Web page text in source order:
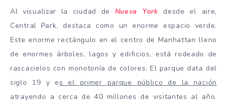
Al visualizar la ciudad de Nueva York desde el aire,
Central Park, destaca como un enorme espacio verde.
Este enorme rectángulo en el centro de Manhattan lleno
de enormes árboles, lagos y edificios, está rodeado de
rascacielos con monotonía de colores. El parque data del
siglo 19 y es el primer parque público de la nación
atrayendo a cerca de 40 millones de visitantes al año.